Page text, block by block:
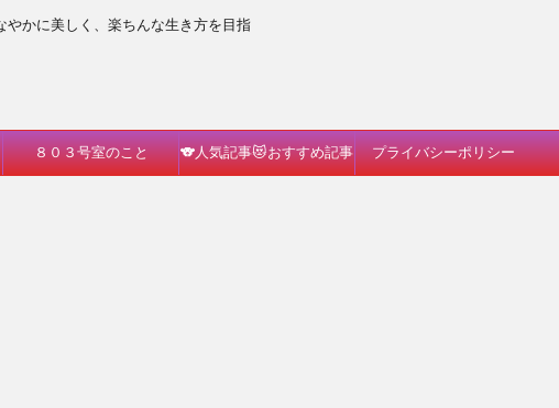
やかに美しく、楽ちんな生き方を目指
８０３号室のこと 🐨人気記事😻おすすめ記事 プライバシーポリシー